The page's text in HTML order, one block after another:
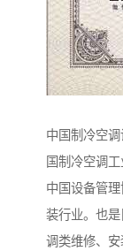
中国制冷空
国制冷空调
中国设备管
装行业。也
调类维修、安